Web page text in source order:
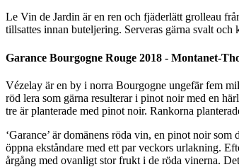
Le Vin de Jardin är en ren och fjäderlätt grolleau
tillsattes innan buteljering. Serveras gärna svalt
Garance Bourgogne Rouge 2018 - Montanet-
Vézelay är en by i norra Bourgogne ungefär fem
röd lera som gärna resulterar i pinot noir med en
tre är planterade med pinot noir. Rankorna
‘Garance’ är domänens röda vin, en pinot noir
öppna ekståndare med ett par veckors urlakning.
årgång med ovanligt stor frukt i de röda vinerna.